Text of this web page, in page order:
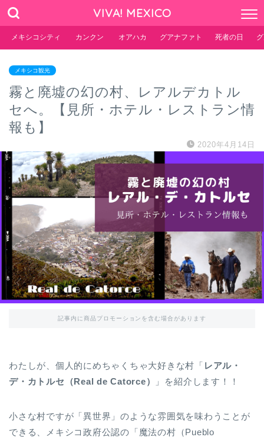
VIVA! MEXICO
メキシコシティ カンクン オアハカ グアナファト 死者の日
メキシコ観光
霧と廃墟の幻の村、レアルデカトル
セへ。【見所・ホテル・レストラン情
報も】
2020年4月14日
記事内に商品プロモーションを含む場合があります
わたしが、個人的にめちゃくちゃ大好きな村「 レアル・
デ・カトルセ（Real de Catorce）
」を紹介します！！
小さな村ですが「異世界」のような雰囲気を味わうことが
できる、メキシコ政府公認の「魔法の村（Pueblo